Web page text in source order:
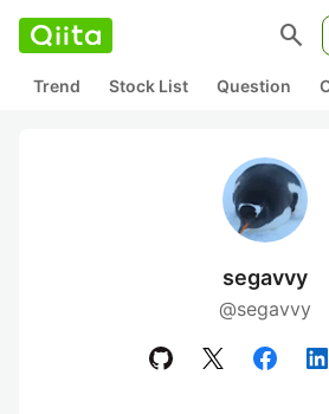
search
Trend Stock List Question
segavvy
@segavvy